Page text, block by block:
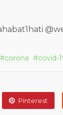
corona covid-
Pinterest